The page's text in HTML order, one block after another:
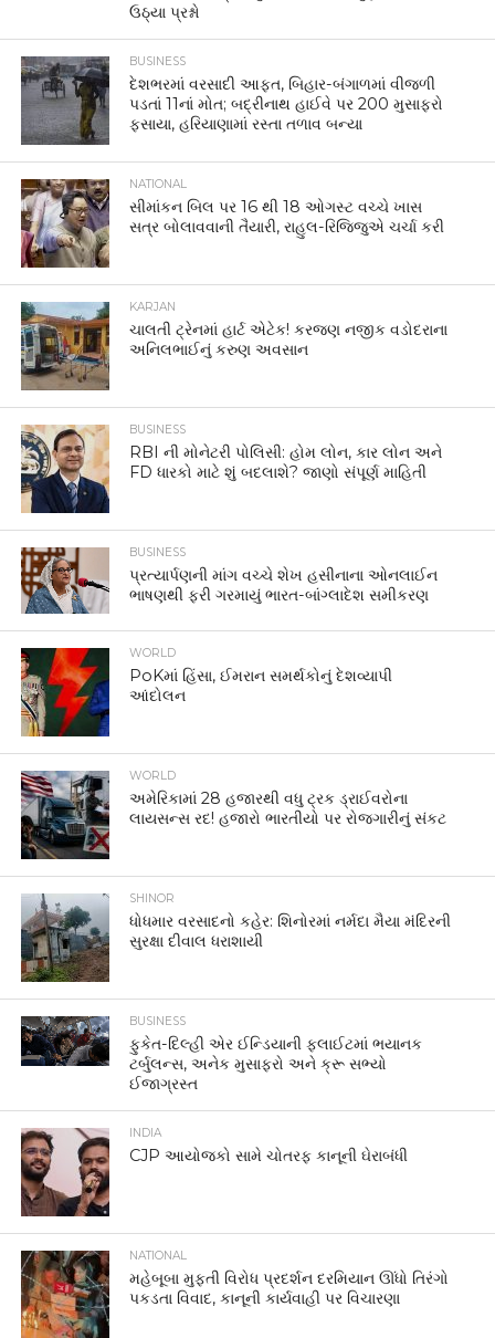
ઉઠ્યા પ્રશ્નો
BUSINESS
દેશભરમાં વરસાદી આફત, બિહાર-બંગાળમાં વીજળી
પડતાં 11નાં મોત; બદ્રીનાથ હાઈવે પર 200 મુસાફરો
ફસાયા, હરિયાણામાં રસ્તા તળાવ બન્યા
NATIONAL
સીમાંકન બિલ પર 16 થી 18 ઓગસ્ટ વચ્ચે ખાસ
સત્ર બોલાવવાની તૈયારી, રાહુલ-રિજિજુએ ચર્ચા કરી
KARJAN
ચાલતી ટ્રેનમાં હાર્ટ એટેક! કરજણ નજીક વડોદરાના
અનિલભાઈનું કરુણ અવસાન
BUSINESS
RBI ની મોનેટરી પોલિસી: હોમ લોન, કાર લોન અને
FD ધારકો માટે શું બદલાશે? જાણો સંપૂર્ણ માહિતી
BUSINESS
પ્રત્યાર્પણની માંગ વચ્ચે શેખ હસીનાના ઓનલાઈન
ભાષણથી ફરી ગરમાયું ભારત-બાંગ્લાદેશ સમીકરણ
WORLD
PoKમાં હિંસા, ઈમરાન સમર્થકોનું દેશવ્યાપી
આંદોલન
WORLD
અમેરિકામાં 28 હજારથી વધુ ટ્રક ડ્રાઈવરોના
લાયસન્સ રદ! હજારો ભારતીયો પર રોજગારીનું સંકટ
SHINOR
ધોધમાર વરસાદનો કહેર: શિનોરમાં નર્મદા મૈયા મંદિરની
સુરક્ષા દીવાલ ધરાશાયી
BUSINESS
ફુકેત-દિલ્હી એર ઈન્ડિયાની ફ્લાઈટમાં ભયાનક
ટર્બુલન્સ, અનેક મુસાફરો અને ક્રૂ સભ્યો
ઈજાગ્રસ્ત
INDIA
CJP આયોજકો સામે ચોતરફ કાનૂની ઘેરાબંધી
NATIONAL
મહેબૂબા મુફ્તી વિરોધ પ્રદર્શન દરમિયાન ઊંધો તિરંગો
પકડતા વિવાદ, કાનૂની કાર્યવાહી પર વિચારણા